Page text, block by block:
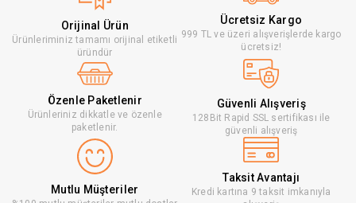
Orijinal Ürün
Ürünleriminiz tamamı orijinal etiketli
üründür
Ücretsiz Kargo
999 TL ve üzeri alışverişlerde kargo
ücretsiz!
Özenle Paketlenir
Ürünleriniz dikkatle ve özenle
paketlenir.
Güvenli Alışveriş
128Bit Rapid SSL sertifikası ile
güvenli alışveriş
Mutlu Müşteriler
Taksit Avantajı
Kredi kartına 9 taksit imkanıyla